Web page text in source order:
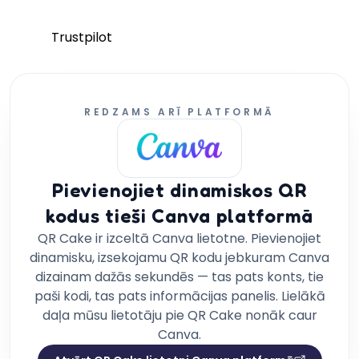
Trustpilot
REDZAMS ARĪ PLATFORMĀ
Pievienojiet dinamiskos QR
kodus tieši Canva platformā
QR Cake ir izceltā Canva lietotne. Pievienojiet
dinamisku, izsekojamu QR kodu jebkuram Canva
dizainam dažās sekundēs — tas pats konts, tie
paši kodi, tas pats informācijas panelis. Lielākā
daļa mūsu lietotāju pie QR Cake nonāk caur
Canva.